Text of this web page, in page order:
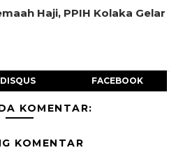
Haji, PPIH Kolaka Gelar
DISQUS FACEBOOK
KOMENTAR:
KOMENTAR